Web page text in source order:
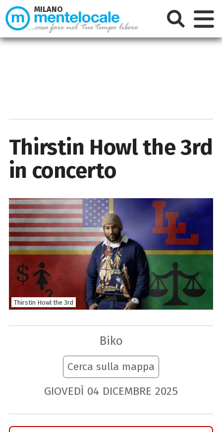
Thirstin Howl the 3rd
in concerto
Thirstin Howl the 3rd
Biko
Cerca sulla mappa
GIOVEDÌ 04 DICEMBRE 2025
MILANO